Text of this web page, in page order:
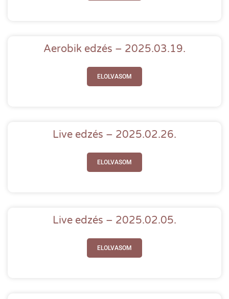
Aerobik edzés – 2025.03.19.
ELOLVASOM
Live edzés – 2025.02.26.
ELOLVASOM
Live edzés – 2025.02.05.
ELOLVASOM